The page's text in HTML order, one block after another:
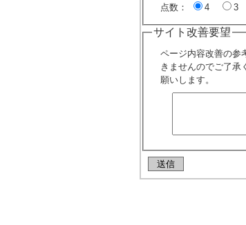
点数： 4 3
サイト改善要望
ページ内容改善の参
きませんのでご了承
願いします。